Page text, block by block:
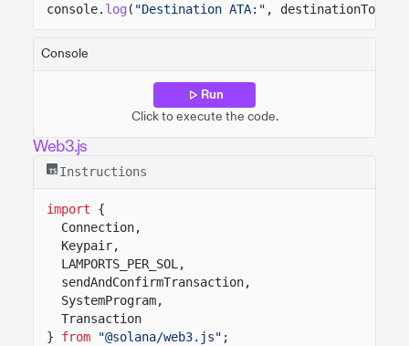
console. log ( "Destination ATA:" ,
Console
Run
Click to execute the code.
Web3.js
Instructions
import
{
Connection,
Keypair,
LAMPORTS_PER_SOL,
sendAndConfirmTransaction,
SystemProgram,
Transaction
}
from "@solana/web3.js" ;